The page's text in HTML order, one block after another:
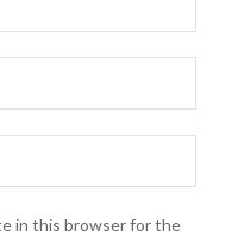
in this browser for the